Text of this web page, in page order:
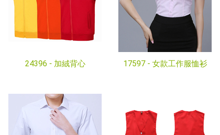
24396 - 加絨背心 17597 - 女款工作服恤衫